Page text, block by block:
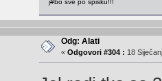
Odg: Alati
« Odgovori #304 : 18